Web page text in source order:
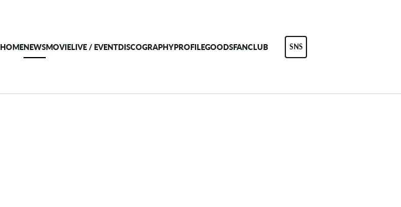
HOMENEWSMOVIELIVE / EVENTDISCOGRAPHYPROFILEGOODSFANCLUB SNS